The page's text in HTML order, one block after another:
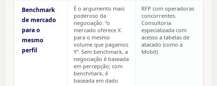
Benchmark
de mercado
para o
mesmo
perfil
É o argumento mais
poderoso da
negociação: “o
mercado oferece X
para o mesmo
volume que pagamos
Y”. Sem benchmark, a
negociação é baseada
em percepção; com
benchmark, é
baseada em dado
RFP com operadoras
concorrentes.
Consultoria
especializada com
acesso a tabelas de
atacado (como a
Mobit)